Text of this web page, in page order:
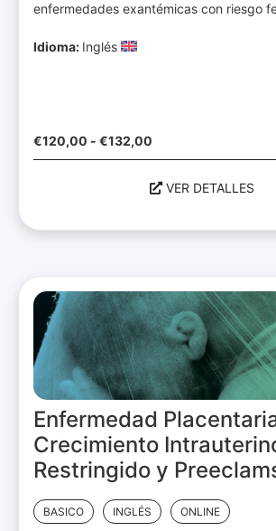
enfermedades exantémicas con riesgo
Idioma: Inglés
€120,00 - €132,00
VER DETALLES
Enfermedad
Crecimiento
Restringido y
BASICO INGLÉS ONLINE